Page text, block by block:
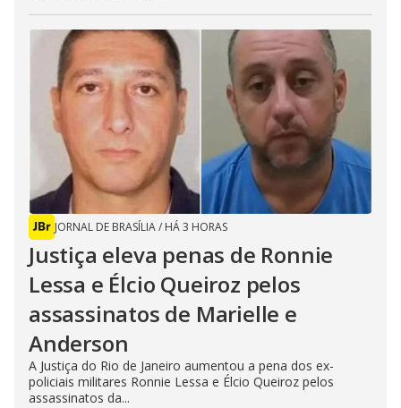
JORNAL DE BRASÍLIA/ HÁ 3 HORAS
Justiça eleva penas de Ronnie
Lessa e Élcio Queiroz pelos
assassinatos de Marielle e
Anderson
A Justiça do Rio de Janeiro aumentou a pena dos ex-
policiais militares Ronnie Lessa e Élcio Queiroz pelos
assassinatos da...